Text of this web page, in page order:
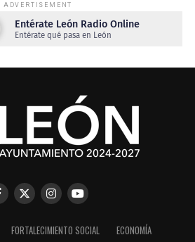
ADVERTISEMENT
FORTALECIMIENTO SOCIAL
ECONOMÍA